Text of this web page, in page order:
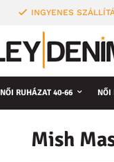
INGYENES
NŐI RUHÁZAT 40-66 NŐI
Mish